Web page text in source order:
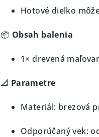
Hotové dielko
📦 Obsah balenia
1× drevená
📐 Parametre
Materiál: brezová
Odporúčaný vek: